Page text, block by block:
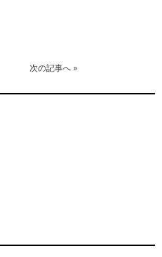
次の記事へ»